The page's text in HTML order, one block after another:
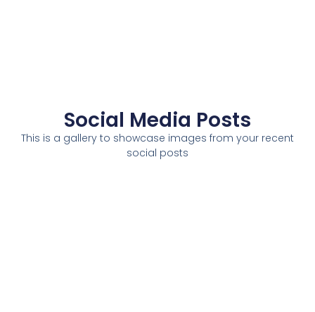
Social Media Posts
This is a gallery to showcase images from your recent
social posts